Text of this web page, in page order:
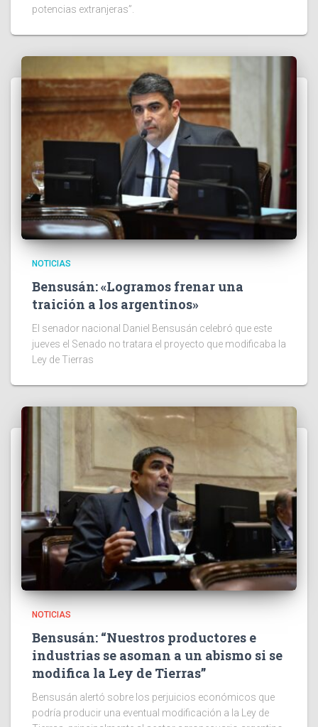
potencias extranjeras”.
NOTICIAS
Bensusán: «Logramos frenar una
traición a los argentinos»
El senador nacional Daniel Bensusán celebró que este
jueves el Senado no tratara el proyecto que modificaba la
Ley de Tierras
NOTICIAS
Bensusán: “Nuestros productores e
industrias se asoman a un abismo si se
modifica la Ley de Tierras”
Bensusán alertó sobre los perjuicios económicos que
podría producir una eventual modificación a la Ley de